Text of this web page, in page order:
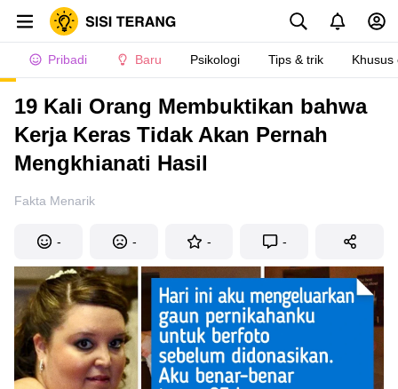
Pribadi Baru Psikologi Tips & trik Khusus
19 Kali Orang Membuktikan bahwa
Kerja Keras Tidak Akan Pernah
Mengkhianati Hasil
Fakta Menarik
- - - -